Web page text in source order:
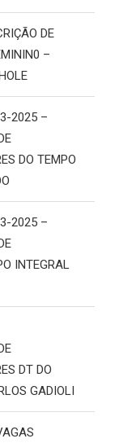
DE
–
2025 –
DO TEMPO
2025 –
INTEGRAL
DT DO
GADIOLI